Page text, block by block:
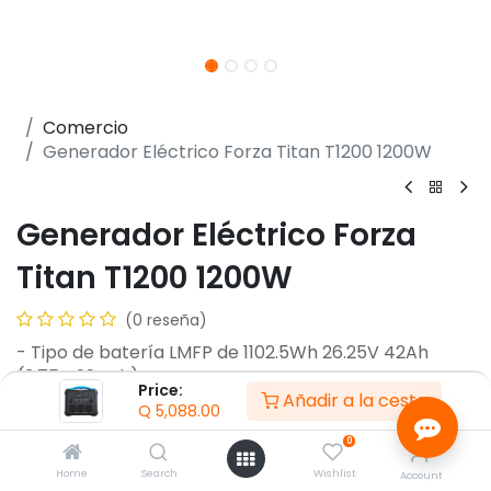
Price:
Q 5,088.00 Añadir a la cesta
Home Search
0
Wishlist Account
Comercio
Generador Eléctrico Forza Titan T1200 1200W
Generador Eléctrico Forza
Titan T1200 1200W
(0 reseña)
- Tipo de batería LMFP de 1102.5Wh 26.25V 42Ah
(3.75V 294Ah)
- Ciclos de batería 3000 ciclos al 80%+ de capacidad
- Carga rápida en 1,5 hr
- Carga solar:MPPT 12-30V, 7.5A, 180W máx.
- Pantalla LCD de fácil lectura